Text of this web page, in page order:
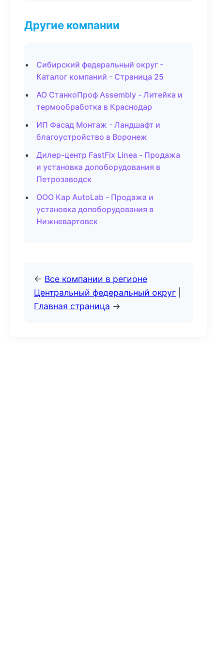
Другие компании
Сибирский федеральный округ -
Каталог компаний - Страница 25
АО СтанкоПроф Assembly - Литейка и
термообработка в Краснодар
ИП Фасад Монтаж - Ландшафт и
благоустройство в Воронеж
Дилер-центр FastFix Linea - Продажа
и установка допоборудования в
Петрозаводск
ООО Кар AutoLab - Продажа и
установка допоборудования в
Нижневартовск
← Все компании в регионе
Центральный федеральный округ
Главная страница →